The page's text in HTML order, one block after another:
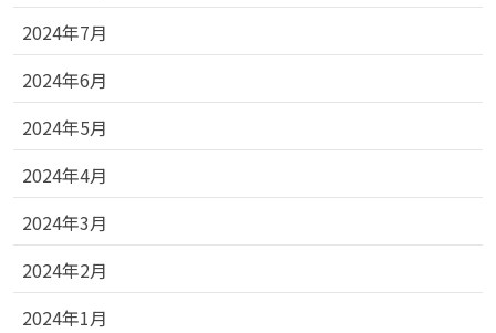
2024年7月
2024年6月
2024年5月
2024年4月
2024年3月
2024年2月
2024年1月